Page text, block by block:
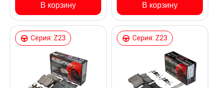
В корзину В корзину
Серия: Z23 Серия: Z23